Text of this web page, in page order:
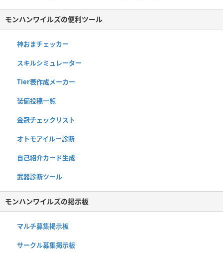
モンハンワイルズの便利ツール
神おまチェッカー
スキルシミュレーター
Tier表作成メーカー
装備投稿一覧
金冠チェックリスト
オトモアイルー診断
自己紹介カード生成
武器診断ツール
モンハンワイルズの掲示板
マルチ募集掲示板
サークル募集掲示板